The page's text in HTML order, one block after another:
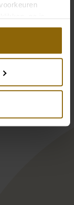
KB-75304
BOL-04